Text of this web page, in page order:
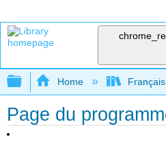
Expand/collapse
Home Français
Page du